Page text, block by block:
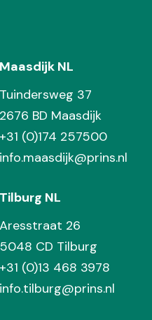
Maasdijk NL
Tuindersweg 37
2676 BD Maasdijk
+31 (0)174 257500
info.maasdijk@prins.nl
Tilburg NL
Aresstraat 26
5048 CD Tilburg
+31 (0)13 468 3978
info.tilburg@prins.nl